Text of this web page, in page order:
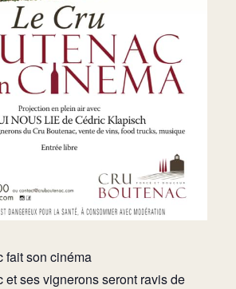
fait son cinéma
et ses vignerons seront ravis de